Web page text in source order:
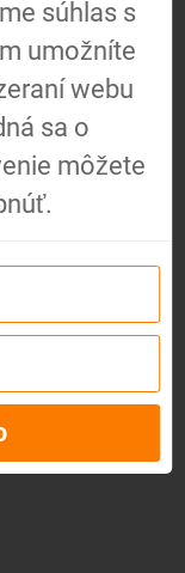
súhlas s
umožníte
webu
sa o
môžete